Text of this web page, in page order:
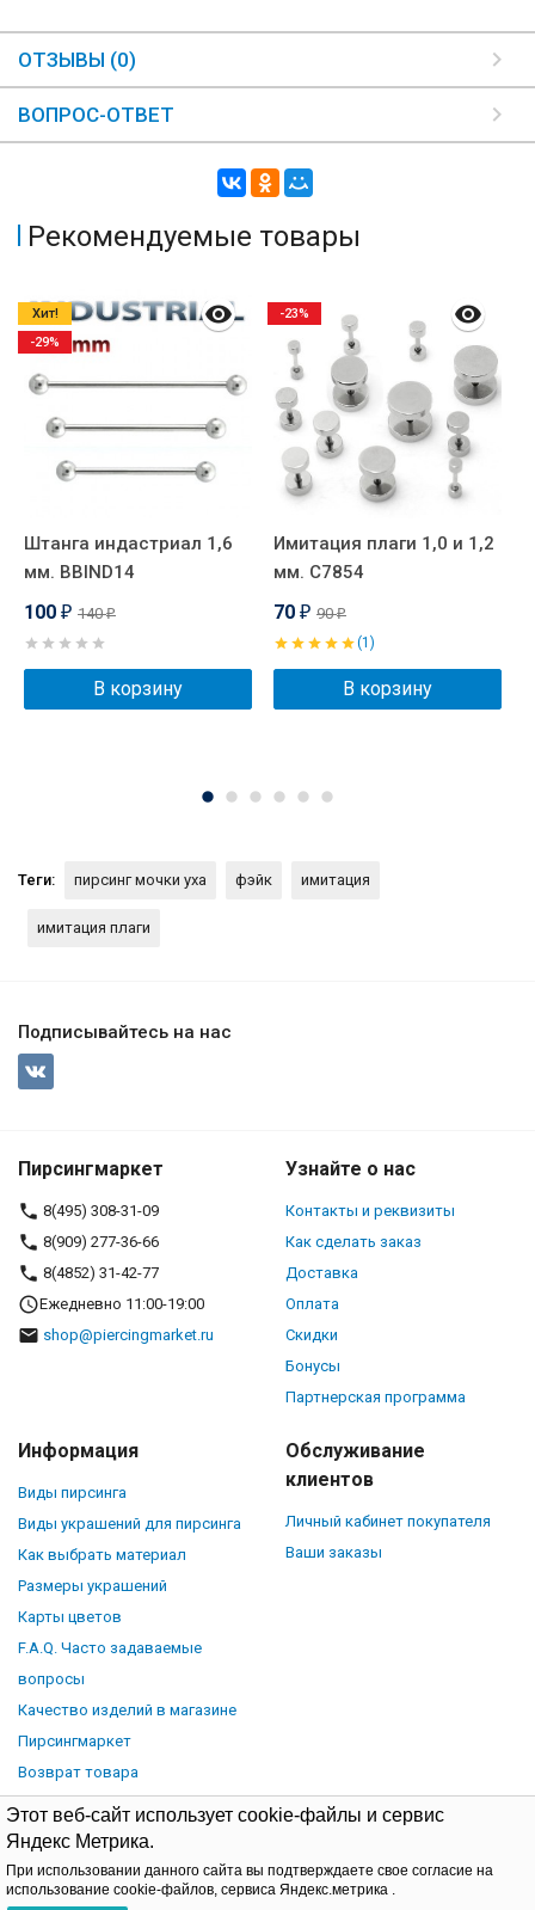
Этот веб-сайт использует cookie-файлы и сервис
Яндекс Метрика.
При использовании данного сайта вы подтверждаете свое согласие на
использование cookie-файлов, сервиса Яндекс.метрика .
ОТЗЫВЫ (0)
ВОПРОС-ОТВЕТ
Рекомендуемые товары
Штанга индастриал 1,6
мм. BBIND14
100 ₽ 140₽
В корзину
Хит!
-29%
Имитация плаги 1,0 и 1,2
мм. C7854
70 ₽ 90₽
(1)
В корзину
-23%
Теги: пирсинг мочки уха фэйк имитация
имитация плаги
Подписывайтесь на нас
Пирсингмаркет
8(495) 308-31-09
8(909) 277-36-66
8(4852) 31-42-77
Ежедневно 11:00-19:00
shop@piercingmarket.ru
Узнайте о нас
Контакты и реквизиты
Как сделать заказ
Доставка
Оплата
Скидки
Бонусы
Партнерская программа
Информация
Виды пирсинга
Виды украшений для пирсинга
Как выбрать материал
Размеры украшений
Карты цветов
F.A.Q. Часто задаваемые
вопросы
Качество изделий в магазине
Пирсингмаркет
Возврат товара
Обслуживание
клиентов
Личный кабинет покупателя
Ваши заказы
© Piercingmarket.ru, 2026.Политика обработки персональных